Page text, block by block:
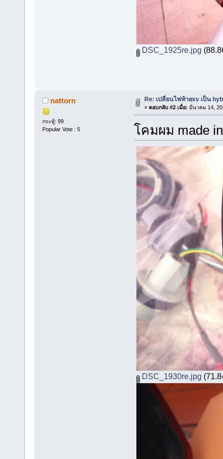
DSC_1925re.jpg
nattorn
กระทู้: 99
Popular Vote : 5
Re: เปลี่ยนไฟท้ายxv เป็น
« ตอบกลับ #2 เมื่อ: มีนาคม 14,
โคมผม made
DSC_1930re.jpg